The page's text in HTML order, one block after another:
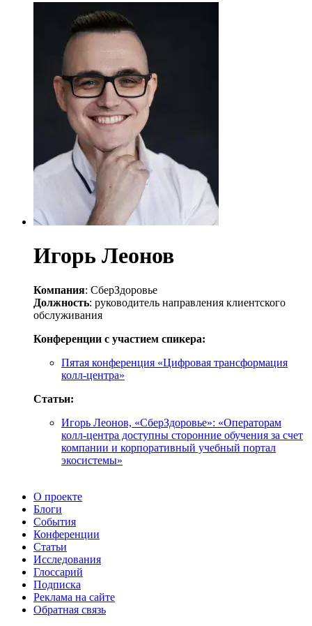
Игорь Леонов
Компания: СберЗдоровье
Должность: руководитель направления клиентского
обслуживания
Конференции с участием спикера:
Пятая конференция «Цифровая трансформация
колл-центра»
Статьи:
Игорь Леонов, «СберЗдоровье»: «Операторам
колл-центра доступны сторонние обучения за счет
компании и корпоративный учебный портал
экосистемы»
О проекте
Блоги
События
Конференции
Статьи
Исследования
Глоссарий
Подписка
Реклама на сайте
Обратная связь